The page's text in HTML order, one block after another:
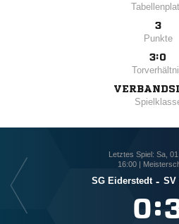
3
Punkte
3:0
Letztes Spiel: Sa,
16:00 |
SG Eiderstedt - SV
: